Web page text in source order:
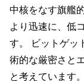
中核をなす旗艦
より迅速に、低
す。 ビットゲッ
術的な厳密さと
と考えています